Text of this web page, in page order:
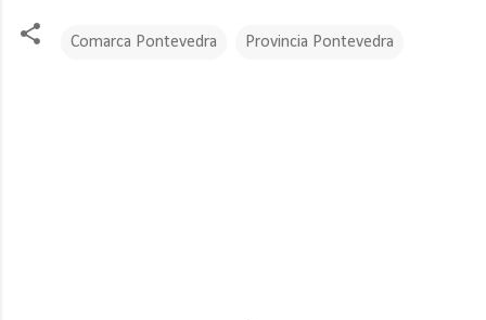
Comarca Pontevedra Provincia Pontevedra